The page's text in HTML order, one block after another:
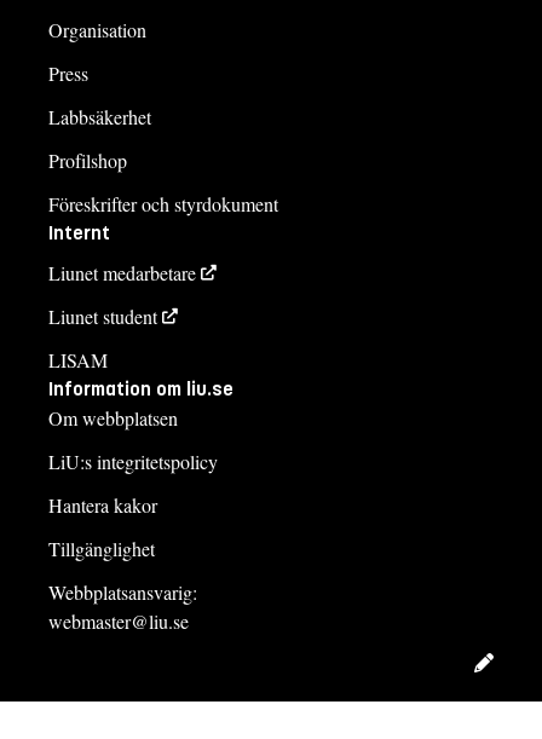
Organisation
Press
Labbsäkerhet
Profilshop
Föreskrifter och styrdokument
Internt
Liunet medarbetare
Liunet student
LISAM
Information om liu.se
Om webbplatsen
LiU:s integritetspolicy
Hantera kakor
Tillgänglighet
Webbplatsansvarig:
webmaster@liu.se